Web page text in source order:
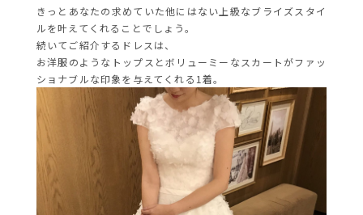
きっとあなたの求めていた他にはない上級なブライズスタイ
ルを叶えてくれることでしょう。
続いてご紹介するドレスは、
お洋服のようなトップスとボリューミーなスカートがファッ
ショナブルな印象を与えてくれる1着。